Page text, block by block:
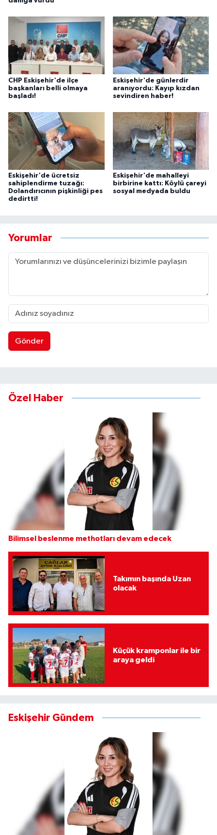
CHP Eskişehir'de ilçe
başkanları belli olmaya
başladı!
Eskişehir'de günlerdir
aranıyordu: Kayıp kızdan
sevindiren haber!
Eskişehir'de ücretsiz
sahiplendirme tuzağı:
Dolandırıcının pişkinliği pes
dedirtti!
Eskişehir'de mahalleyi
birbirine kattı: Köylü çareyi
sosyal medyada buldu
Yorumlar
Gönder
Özel Haber
Bilimsel beslenme methotları devam edecek
Takımın başında Uzan
olacak
Küçük kramponlar ile bir
araya geldi
Eskişehir Gündem